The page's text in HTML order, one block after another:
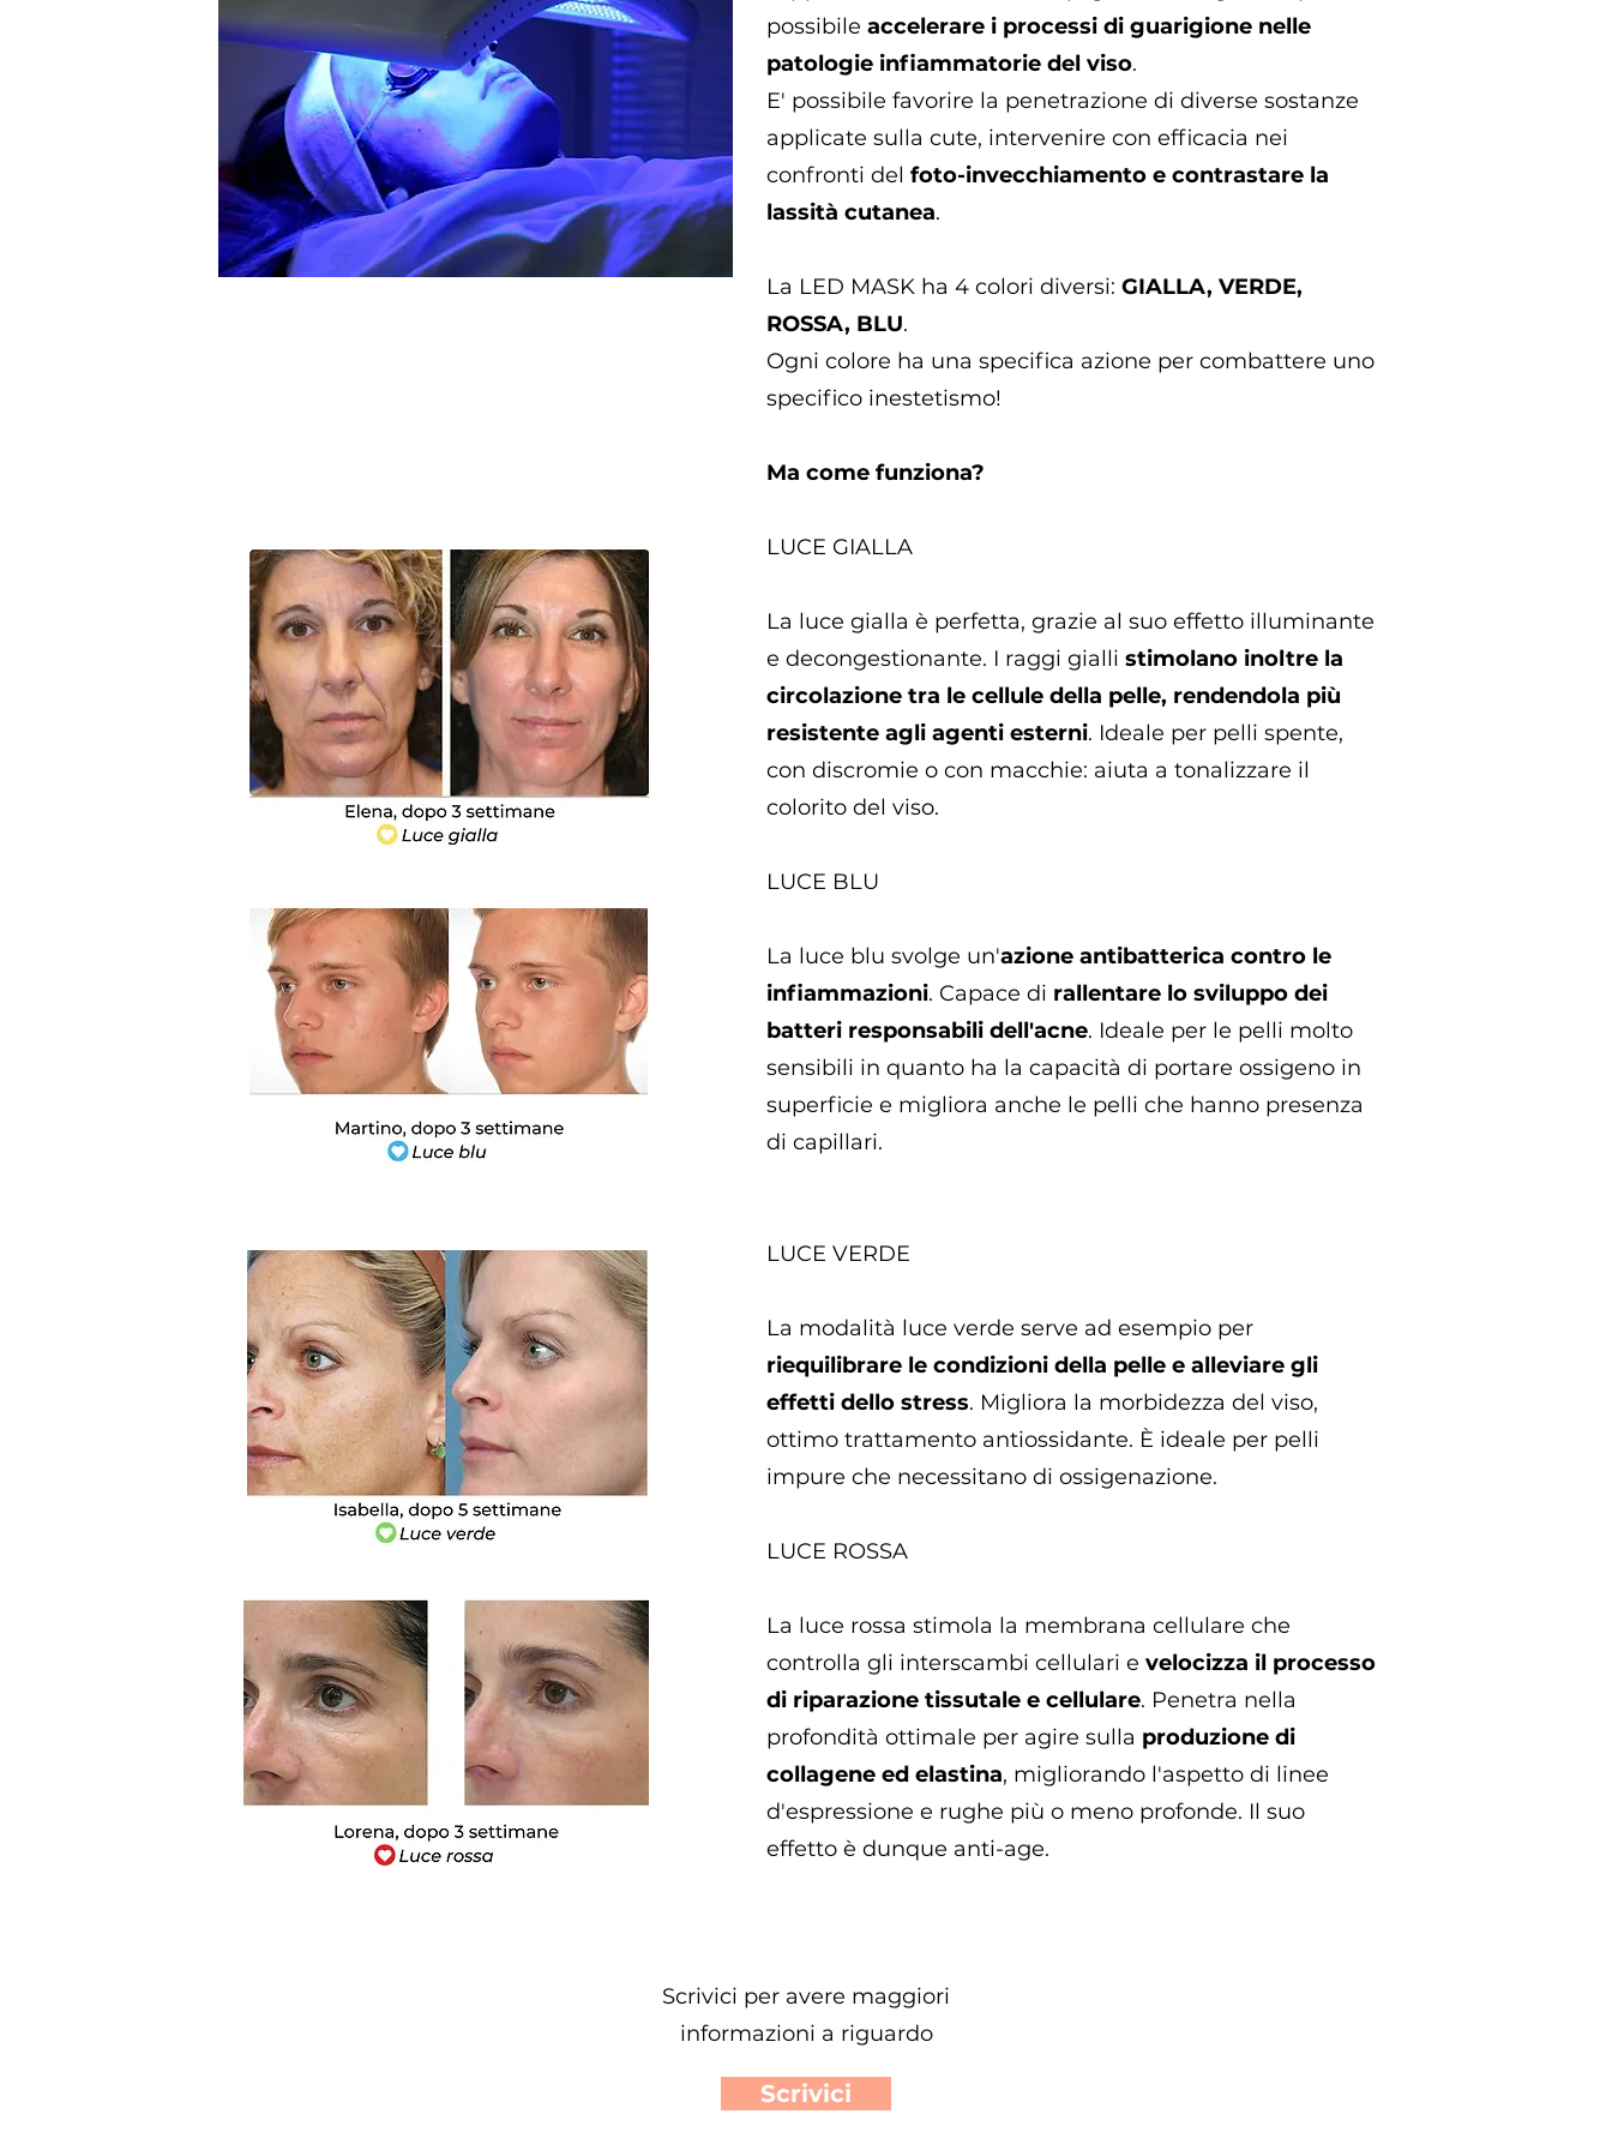
possibile accelerare i processi di guarigione nelle
patologie infiammatorie del viso.
E' possibile favorire la penetrazione di diverse sostanze
applicate sulla cute, intervenire con efficacia nei
confronti del foto-invecchiamento e contrastare la
lassità cutanea.
La LED MASK ha 4 colori diversi: GIALLA, VERDE,
ROSSA, BLU.
Ogni colore ha una specifica azione per combattere uno
specifico inestetismo!
Ma come funziona?
LUCE GIALLA
La luce gialla è perfetta, grazie al suo effetto illuminante
e decongestionante. I raggi gialli stimolano inoltre la
circolazione tra le cellule della pelle, rendendola più
resistente agli agenti esterni. Ideale per pelli spente,
con discromie o con macchie: aiuta a tonalizzare il
colorito del viso.
LUCE BLU
La luce blu svolge un'azione antibatterica contro le
infiammazioni. Capace di rallentare lo sviluppo dei
batteri responsabili dell'acne. Ideale per le pelli molto
sensibili in quanto ha la capacità di portare ossigeno in
superficie e migliora anche le pelli che hanno presenza
di capillari.
LUCE VERDE
La modalità luce verde serve ad esempio per
riequilibrare le condizioni della pelle e alleviare gli
effetti dello stress. Migliora la morbidezza del viso,
ottimo trattamento antiossidante. È ideale per pelli
impure che necessitano di ossigenazione.
LUCE ROSSA
La luce rossa stimola la membrana cellulare che
controlla gli interscambi cellulari e velocizza il processo
di riparazione tissutale e cellulare. Penetra nella
profondità ottimale per agire sulla produzione di
collagene ed elastina, migliorando l'aspetto di linee
d'espressione e rughe più o meno profonde. Il suo
effetto è dunque anti-age.
Scrivici per avere maggiori
informazioni a riguardo
Scrivici